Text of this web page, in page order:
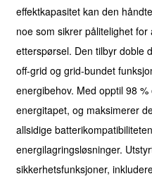
effektkapasitet kan den
noe som sikrer pålitelighet
etterspørsel. Den tilbyr doble
off-grid og grid-bundet
energibehov. Med opptil 98
energitapet, og maksimerer
allsidige
energilagringsløsninger.
sikkerhetsfunksjoner,